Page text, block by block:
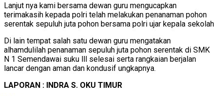
Lanjut nya kami bersama dewan guru mengucapkan
terimakasih kepada polri telah melakukan penanaman pohon
serentak sepuluh juta pohon bersama polri ujar kepala sekolah
Di lain tempat salah satu dewan guru mengatakan
alhamdulilah penanaman sepuluh juta pohon serentak di SMK
N 1 Semendawai suku lll selesai serta rangkaian berjalan
lancar dengan aman dan kondusif ungkapnya.
LAPORAN : INDRA S. OKU TIMUR